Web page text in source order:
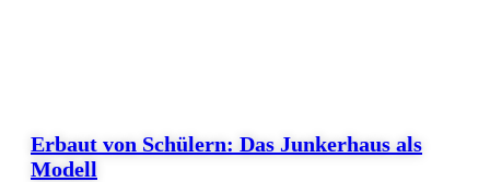
Erbaut von Schülern: Das Junkerhaus als
Modell